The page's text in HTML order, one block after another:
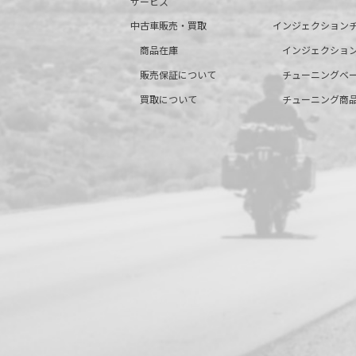
中古車販売・買取
商品在庫
販売保証について
買取について
インジェクション
インジェクショ
チューニングベ
チューニング商